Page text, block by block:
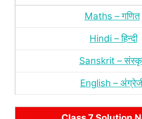
Maths – गणित
Hindi – हिन्‍दी
Sanskrit –
English –